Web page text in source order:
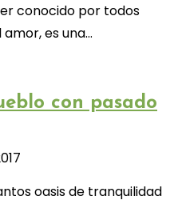
conocido por todos
es una…
con pasado
oasis de tranquilidad